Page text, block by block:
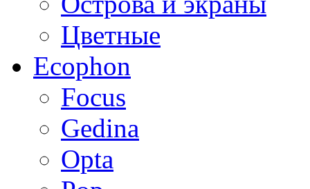
Цветные
Ecophon
Focus
Gedina
Opta